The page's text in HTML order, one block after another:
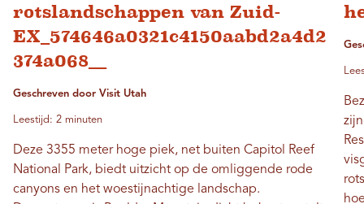
rotslandschappen van Zuid-
EX_574646a0321c4150aabd2a4d2
374a068__
Geschreven door Visit Utah
Leestijd: 2 minuten
Deze 3355 meter hoge piek, net buiten Capitol Reef
National Park, biedt uitzicht op de omliggende rode
canyons en het woestijnachtige landschap.